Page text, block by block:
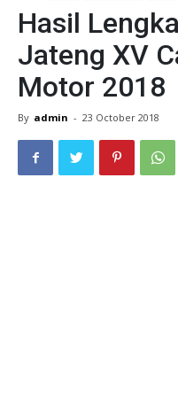
Hasil
Jateng XV
Motor 2018
By admin - 23 October 2018